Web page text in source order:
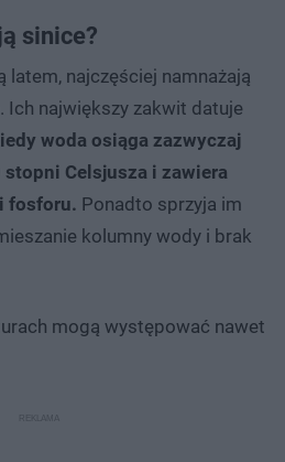
sinice?
latem, najczęściej namnażają
Ich największy zakwit datuje
woda osiąga zazwyczaj
Celsjusza i zawiera
fosforu. Ponadto sprzyja im
kolumny wody i brak
mogą występować nawet